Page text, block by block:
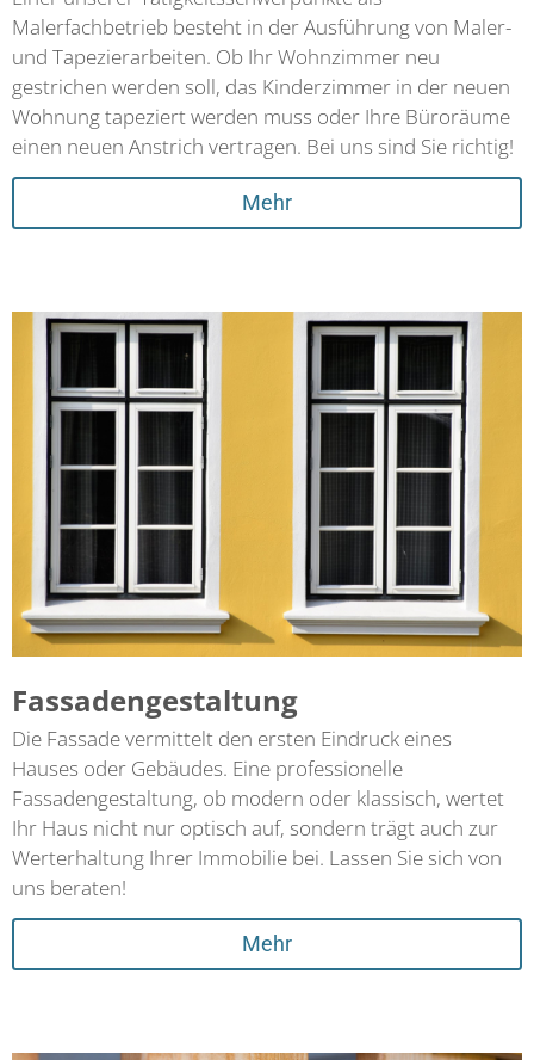
Malerfachbetrieb besteht in der Ausführung von Maler-
und Tapezierarbeiten. Ob Ihr Wohnzimmer neu
gestrichen werden soll, das Kinderzimmer in der neuen
Wohnung tapeziert werden muss oder Ihre Büroräume
einen neuen Anstrich vertragen. Bei uns sind Sie richtig!
Mehr
Fassadengestaltung
Die Fassade vermittelt den ersten Eindruck eines
Hauses oder Gebäudes. Eine professionelle
Fassadengestaltung, ob modern oder klassisch, wertet
Ihr Haus nicht nur optisch auf, sondern trägt auch zur
Werterhaltung Ihrer Immobilie bei. Lassen Sie sich von
uns beraten!
Mehr